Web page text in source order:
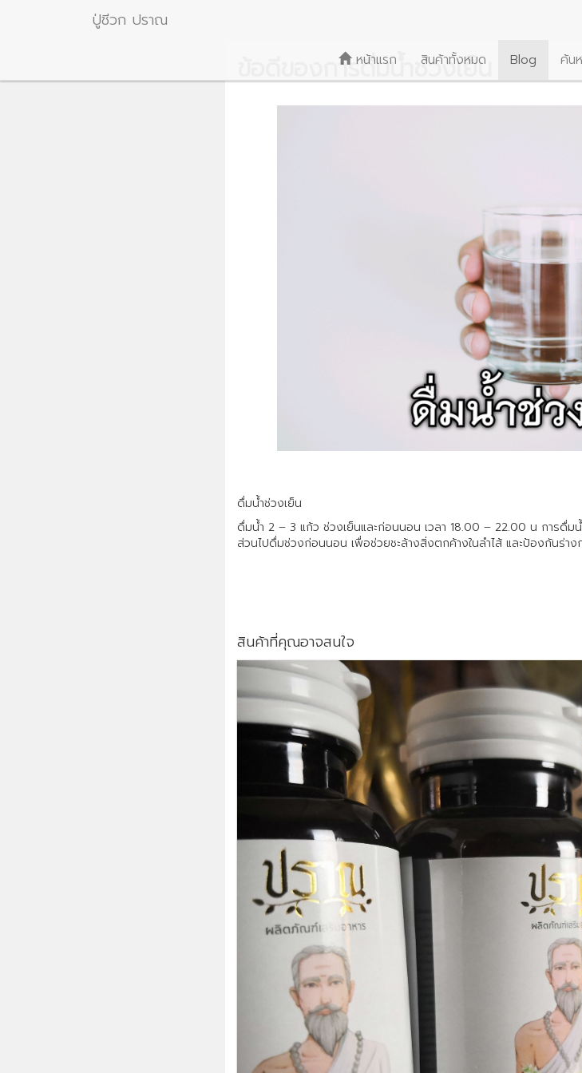
ปู่ชีวก ปราณ
หน้าแรก สินค้าทั้งหมด Blog ค้น
ข้อดีของการดื่มน้ำช่วงเย็น
ดื่มน้ำช่วงเย็น
ดื่มน้ำ 2 – 3 แก้ว ช่วงเย็นและก่อนนอน เวลา 18.00 – 22.00 น การดื่ม
ส่วนไปดื่มช่วงก่อนนอน เพื่อช่วยชะล้างสิ่งตกค้างในลำไส้ และป้องกันร่า
สินค้าที่คุณอาจสนใจ